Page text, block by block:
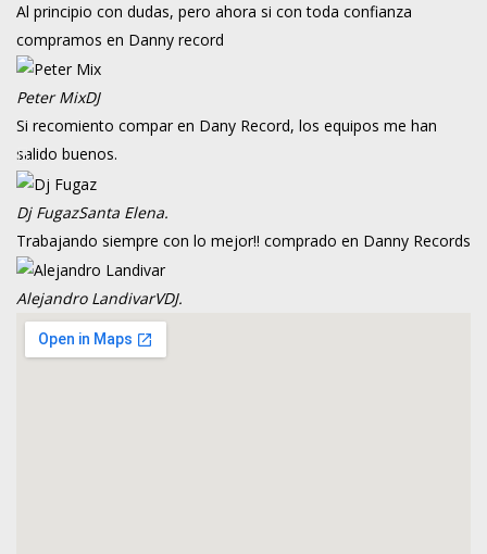
Al principio con dudas, pero ahora si con toda confianza
compramos en Danny record
Peter MixDJ
Si recomiento compar en Dany Record, los equipos me han
salido buenos.
Dj FugazSanta Elena.
Trabajando siempre con lo mejor!! comprado en Danny Records
Alejandro LandivarVDJ.